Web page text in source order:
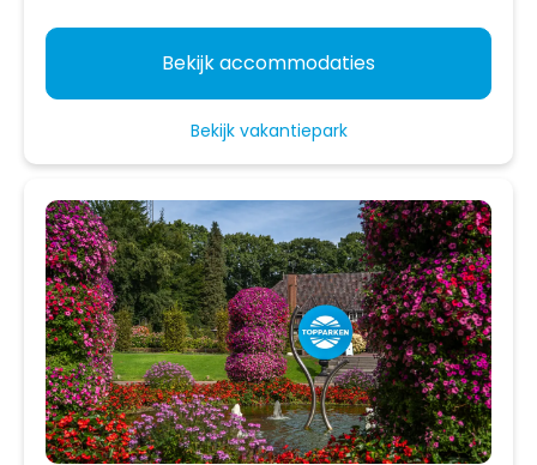
Bekijk accommodaties
Bekijk vakantiepark